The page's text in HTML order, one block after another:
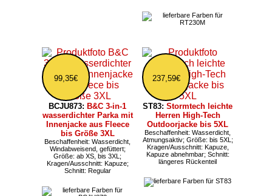
99,35€
BCJU873: B&C 3-in-1
wasserdichter Parka mit
Innenjacke aus Fleece
bis Größe 3XL
Beschaffenheit: Wasserdicht,
Windabweisend, gefüttert;
Größe: ab XS, bis 3XL;
Kragen/Ausschnitt: Kapuze;
Schnitt: Regular
237,59€
ST83: Stormtech leichte
Herren High-Tech
Outdoorjacke bis 5XL
Beschaffenheit: Wasserdicht,
Atmungsaktiv; Größe: bis 5XL;
Kragen/Ausschnitt: Kapuze,
Kapuze abnehmbar; Schnitt:
längeres Rückenteil